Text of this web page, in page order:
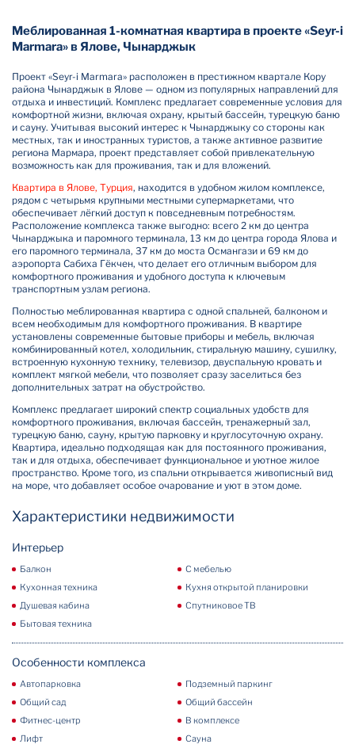
Меблированная 1-комнатная квартира в проекте «Seyr-i
Marmara» в Ялове, Чынарджык
Проект «Seyr-i Marmara» расположен в престижном квартале Кору
района Чынарджык в Ялове — одном из популярных направлений для
отдыха и инвестиций. Комплекс предлагает современные условия для
комфортной жизни, включая охрану, крытый бассейн, турецкую баню
и сауну. Учитывая высокий интерес к Чынарджыку со стороны как
местных, так и иностранных туристов, а также активное развитие
региона Мармара, проект представляет собой привлекательную
возможность как для проживания, так и для вложений.
Квартира в Ялове, Турция, находится в удобном жилом комплексе,
рядом с четырьмя крупными местными супермаркетами, что
обеспечивает лёгкий доступ к повседневным потребностям.
Расположение комплекса также выгодно: всего 2 км до центра
Чынарджыка и паромного терминала, 13 км до центра города Ялова и
его паромного терминала, 37 км до моста Османгази и 69 км до
аэропорта Сабиха Гёкчен, что делает его отличным выбором для
комфортного проживания и удобного доступа к ключевым
транспортным узлам региона.
Полностью меблированная квартира с одной спальней, балконом и
всем необходимым для комфортного проживания. В квартире
установлены современные бытовые приборы и мебель, включая
комбинированный котел, холодильник, стиральную машину, сушилку,
встроенную кухонную технику, телевизор, двуспальную кровать и
комплект мягкой мебели, что позволяет сразу заселиться без
дополнительных затрат на обустройство.
Комплекс предлагает широкий спектр социальных удобств для
комфортного проживания, включая бассейн, тренажерный зал,
турецкую баню, сауну, крытую парковку и круглосуточную охрану.
Квартира, идеально подходящая как для постоянного проживания,
так и для отдыха, обеспечивает функциональное и уютное жилое
пространство. Кроме того, из спальни открывается живописный вид
на море, что добавляет особое очарование и уют в этом доме.
Характеристики недвижимости
Интерьер
Балкон
С мебелью
Кухонная техника
Кухня открытой планировки
Душевая кабина
Спутниковое ТВ
Бытовая техника
Особенности комплекса
Автопарковка
Подземный паркинг
Общий сад
Общий бассейн
Фитнес-центр
В комплексе
Лифт
Сауна